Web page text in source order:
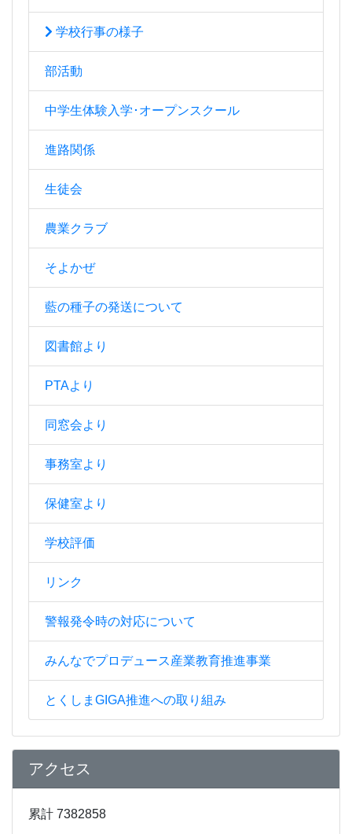
学校行事の様子
部活動
中学生体験入学･オープンスクール
進路関係
生徒会
農業クラブ
そよかぜ
藍の種子の発送について
図書館より
PTAより
同窓会より
事務室より
保健室より
学校評価
リンク
警報発令時の対応について
みんなでプロデュース産業教育推進事業
とくしまGIGA推進への取り組み
アクセス
累計 7382858